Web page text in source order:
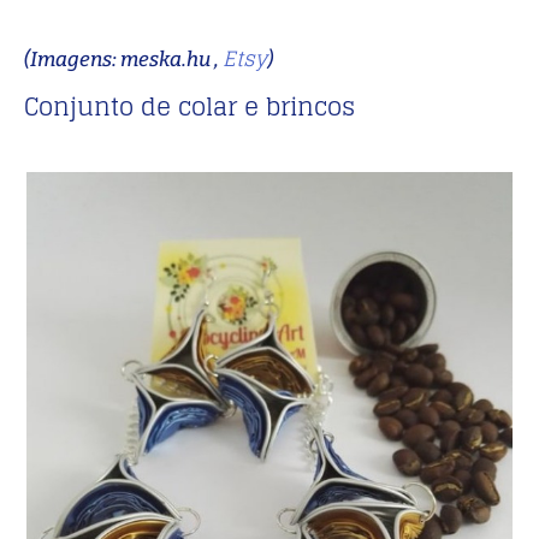
(Imagens: meska.hu , Etsy)
Conjunto de colar e brincos